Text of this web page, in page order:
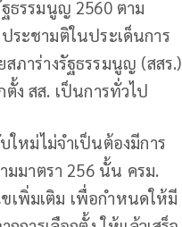
ธรรมนูญ 2560 ตาม
ระชามติในประเด็นการ
ภาร่างรัฐธรรมนูญ (สสร.)
ตั้ง สส. เป็นการทั่วไป
หม่ไม่จำเป็นต้องมีการ
มมาตรา 256 นั้น ครม.
เพิ่มเติม เพื่อกำหนดให้มี